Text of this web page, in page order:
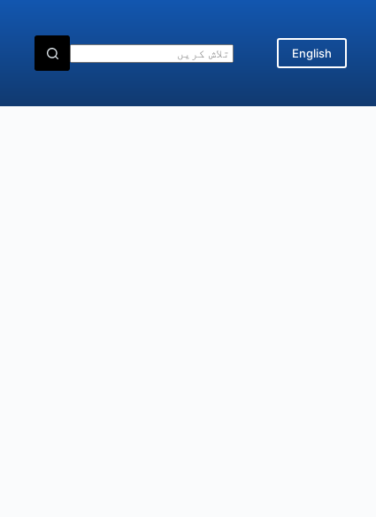
English